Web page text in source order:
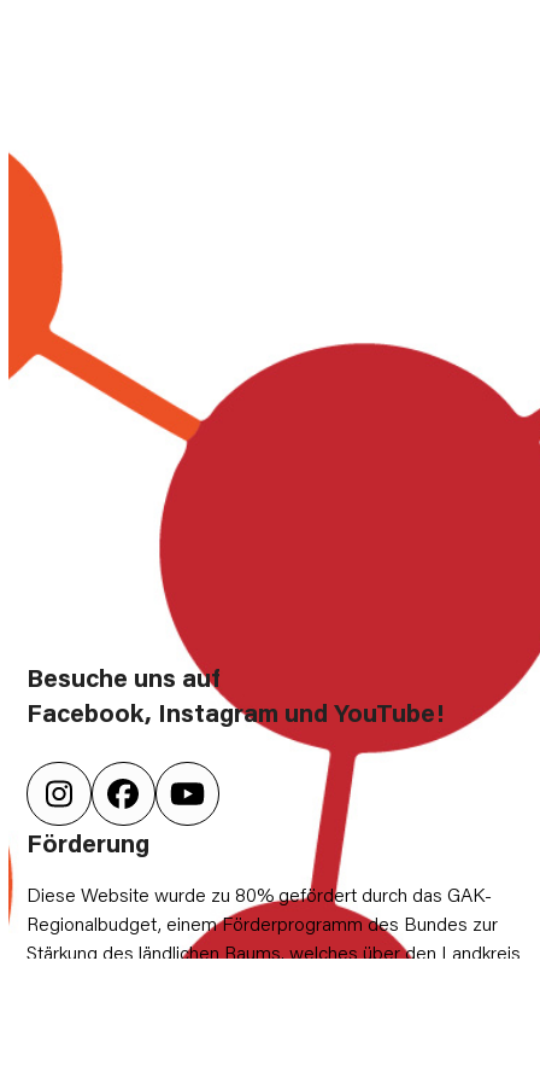
Besuche uns auf
Facebook, Instagram und YouTube!
Instagram
FacebookYouTube
Förderung
Diese Website wurde zu 80% gefördert durch das GAK-
Regionalbudget, einem Förderprogramm des Bundes zur
Stärkung des ländlichen Raums, welches über den Landkreis